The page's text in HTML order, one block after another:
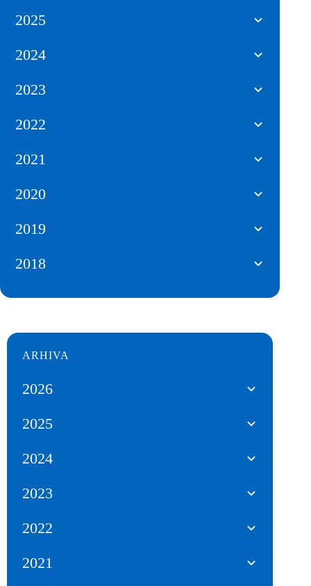
2025
2024
2023
2022
2021
2020
2019
2018
ARHIVA
2026
2025
2024
2023
2022
2021